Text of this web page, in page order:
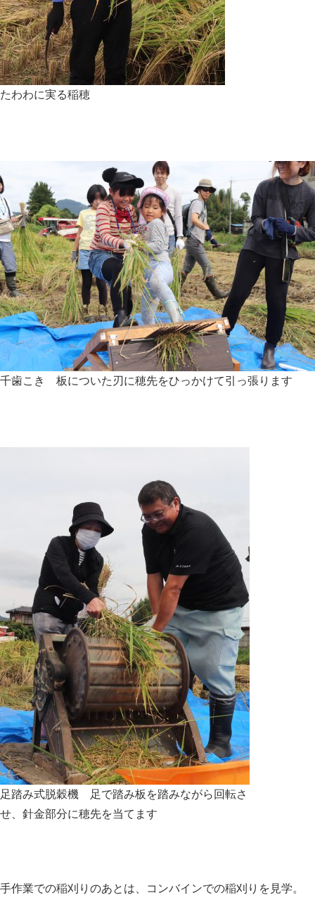
たわわに実る稲穂
千歯こき 板についた刃に穂先をひっかけて引っ張ります
足踏み式脱穀機 足で踏み板を踏みながら回転さ
せ、針金部分に穂先を当てます
手作業での稲刈りのあとは、コンバインでの稲刈りを見学。